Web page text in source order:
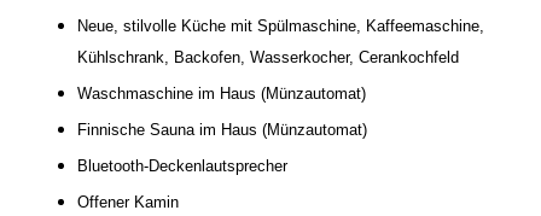
Neue, stilvolle Küche mit Spülmaschine, Kaffeemaschine,
Kühlschrank, Backofen, Wasserkocher, Cerankochfeld
Waschmaschine im Haus (Münzautomat)
Finnische Sauna im Haus (Münzautomat)
Bluetooth-Deckenlautsprecher
Offener Kamin